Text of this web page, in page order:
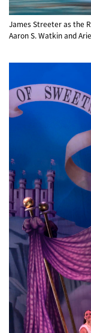
James Streeter as the
Aaron S. Watkin and